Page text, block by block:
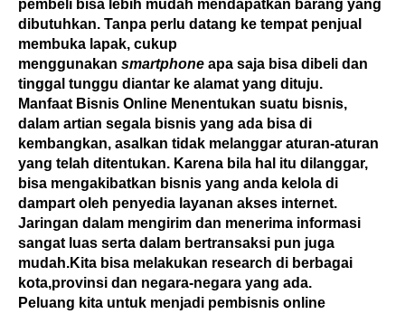
pembeli bisa lebih mudah mendapatkan barang yang
dibutuhkan. Tanpa perlu datang ke tempat penjual
membuka lapak, cukup
menggunakan smartphone apa saja bisa dibeli dan
tinggal tunggu diantar ke alamat yang dituju.
Manfaat Bisnis Online Menentukan suatu bisnis,
dalam artian segala bisnis yang ada bisa di
kembangkan, asalkan tidak melanggar aturan-aturan
yang telah ditentukan. Karena bila hal itu dilanggar,
bisa mengakibatkan bisnis yang anda kelola di
dampart oleh penyedia layanan akses internet.
Jaringan dalam mengirim dan menerima informasi
sangat luas serta dalam bertransaksi pun juga
mudah.Kita bisa melakukan research di berbagai
kota,provinsi dan negara-negara yang ada.
Peluang kita untuk menjadi pembisnis online